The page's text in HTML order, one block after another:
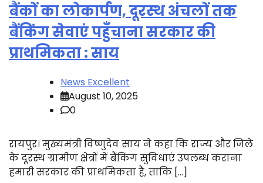
बैंकों का लोकार्पण, दूरस्थ अंचलों तक
बैंकिंग सेवाएं पहुँचाना सरकार की
प्राथमिकता : साय
News Excellent
August 10, 2025
0
रायपुर। मुख्यमंत्री विष्णुदेव साय ने कहा कि राज्य और जिले
के दूरस्थ ग्रामीण क्षेत्रों में बैंकिंग सुविधाएं उपलब्ध कराना
हमारी सरकार की प्राथमिकता है, ताकि […]